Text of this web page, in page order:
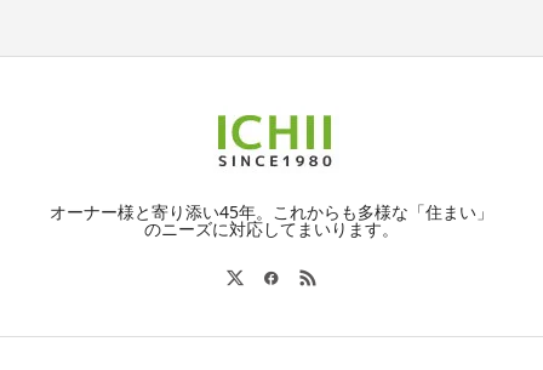
弊社は、保有するお客様情報につきましては、一般的
いて、合理的かつ適切な安全対策を施し保護します。
お客様は、ご本人に関する保有個人データについて、
弊社に対し開示、訂正、利用停止、消去等のご請求が
オーナー様と寄り添い45年。これからも多様な「住まい」
のニーズに対応してまいります。